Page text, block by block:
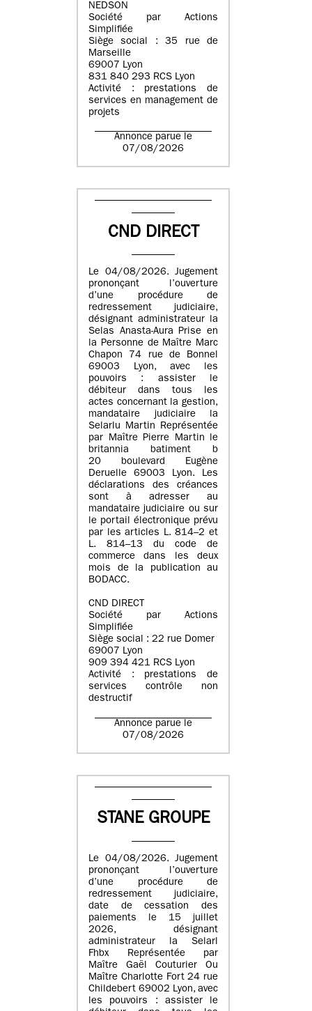
NEDSON
Société par Actions
Simplifiée
Siège social : 35 rue de
Marseille
69007 Lyon
831 840 293 RCS Lyon
Activité : prestations de
services en management de
projets
Annonce parue le
07/08/2026
CND DIRECT
Le 04/08/2026. Jugement
prononçant l’ouverture
d’une procédure de
redressement judiciaire,
désignant administrateur la
Selas Anasta-Aura Prise en
la Personne de Maître Marc
Chapon 74 rue de Bonnel
69003 Lyon, avec les
pouvoirs : assister le
débiteur dans tous les
actes concernant la gestion,
mandataire judiciaire la
Selarlu Martin Représentée
par Maître Pierre Martin le
britannia batiment b
20 boulevard Eugène
Deruelle 69003 Lyon. Les
déclarations des créances
sont à adresser au
mandataire judiciaire ou sur
le portail électronique prévu
par les articles L. 814–2 et
L. 814–13 du code de
commerce dans les deux
mois de la publication au
BODACC.
CND DIRECT
Société par Actions
Simplifiée
Siège social : 22 rue Domer
69007 Lyon
909 394 421 RCS Lyon
Activité : prestations de
services contrôle non
destructif
Annonce parue le
07/08/2026
STANE GROUPE
Le 04/08/2026. Jugement
prononçant l’ouverture
d’une procédure de
redressement judiciaire,
date de cessation des
paiements le 15 juillet
2026, désignant
administrateur la Selarl
Fhbx Représentée par
Maître Gaël Couturier Ou
Maître Charlotte Fort 24 rue
Childebert 69002 Lyon, avec
les pouvoirs : assister le